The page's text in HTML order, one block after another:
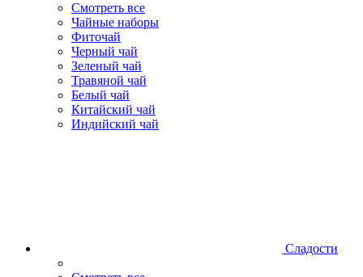
Смотреть все
Чайные наборы
Фиточай
Черный чай
Зеленый чай
Травяной чай
Белый чай
Китайский чай
Индийский чай
Сладости